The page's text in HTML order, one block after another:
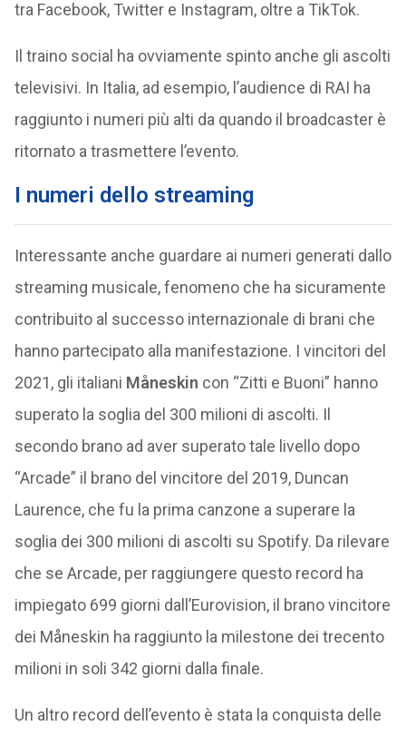
tra Facebook, Twitter e Instagram, oltre a TikTok.
Il traino social ha ovviamente spinto anche gli ascolti
televisivi. In Italia, ad esempio, l’audience di RAI ha
raggiunto i numeri più alti da quando il broadcaster è
ritornato a trasmettere l’evento.
I numeri dello streaming
Interessante anche guardare ai numeri generati dallo
streaming musicale, fenomeno che ha sicuramente
contribuito al successo internazionale di brani che
hanno partecipato alla manifestazione. I vincitori del
2021, gli italiani Måneskin con “Zitti e Buoni” hanno
superato la soglia del 300 milioni di ascolti. Il
secondo brano ad aver superato tale livello dopo
“Arcade” il brano del vincitore del 2019, Duncan
Laurence, che fu la prima canzone a superare la
soglia dei 300 milioni di ascolti su Spotify. Da rilevare
che se Arcade, per raggiungere questo record ha
impiegato 699 giorni dall’Eurovision, il brano vincitore
dei Måneskin ha raggiunto la milestone dei trecento
milioni in soli 342 giorni dalla finale.
Un altro record dell’evento è stata la conquista delle